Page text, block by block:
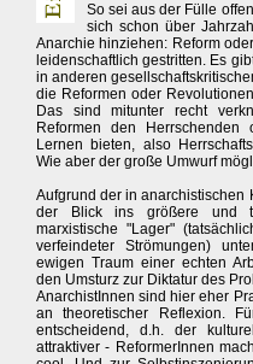
So sei aus der Fülle
sich schon über
Anarchie hinziehen: Reform
leidenschaftlich gestritten. Es
in anderen
die Reformen oder
Das sind mitunter recht
Reformen den
Lernen bieten, also
Wie aber der große Umwurf
Aufgrund der in anarchistischen
der Blick ins größere und
marxistische "Lager"
verfeindeter Strömungen)
ewigen Traum einer echten
den Umsturz zur Diktatur des
AnarchistInnen sind hier eher
an theoretischer Reflexion.
entscheidend, d.h. der
attraktiver - ReformerInnen